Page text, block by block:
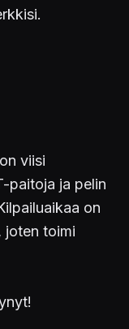
viisi
paitoja ja pelin
on
joten toimi